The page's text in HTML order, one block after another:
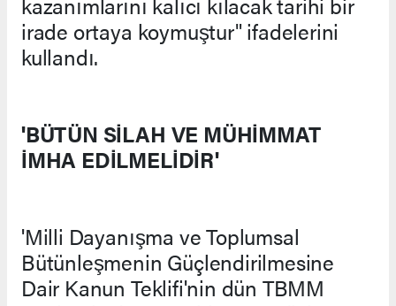
irade ortaya koymuştur" ifadelerini
kullandı.
'BÜTÜN SİLAH VE MÜHİMMAT
İMHA EDİLMELİDİR'
'Milli Dayanışma ve Toplumsal
Bütünleşmenin Güçlendirilmesine
Dair Kanun Teklifi'nin dün TBMM